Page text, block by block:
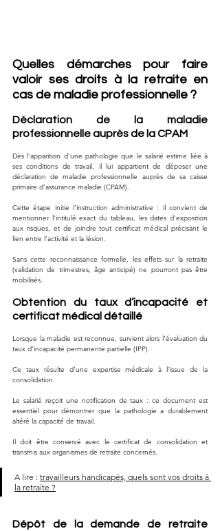
Quelles démarches pour faire
valoir ses droits à la retraite en
cas de maladie professionnelle ?
Déclaration de la maladie
professionnelle auprès de la CPAM
Dès l’apparition d’une pathologie que le salarié estime liée à
ses conditions de travail, il lui appartient de déposer une
déclaration de maladie professionnelle auprès de sa caisse
primaire d’assurance maladie (CPAM).
Cette étape initie l’instruction administrative : il convient de
mentionner l’intitulé exact du tableau, les dates d’exposition
aux risques, et de joindre tout certificat médical précisant le
lien entre l’activité et la lésion.
Sans cette reconnaissance formelle, les effets sur la retraite
(validation de trimestres, âge anticipé) ne pourront pas être
mobilisés.
Obtention du taux d’incapacité et
certificat médical détaillé
Lorsque la maladie est reconnue, survient alors l’évaluation du
taux d’incapacité permanente partielle (IPP).
Ce taux résulte d’une expertise médicale à l’issue de la
consolidation.
Le salarié reçoit une notification de taux : ce document est
essentiel pour démontrer que la pathologie a durablement
altéré la capacité de travail.
Il doit être conservé avec le certificat de consolidation et
transmis aux organismes de retraite concernés.
A lire : travailleurs handicapés, quels sont vos droits à
la retraite ?
Dépôt de la demande de retraite